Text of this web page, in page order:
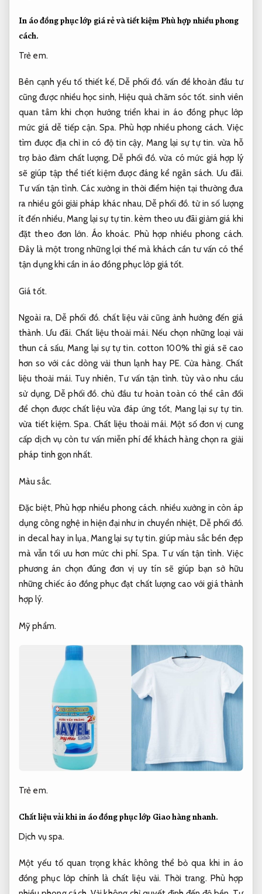
In áo đồng phục lớp giá rẻ và tiết kiệm Phù hợp nhiều phong
cách.
Trẻ em.
Bên cạnh yếu tố thiết kế,Dễ phối đồ. vấn đề khoản đầu tư
cũng được nhiều học sinh, Hiệu quả chăm sóc tốt. sinh viên
quan tâm khi chọn hướng triển khai in áo đồng phục lớp
mức giá dễ tiếp cận.Spa. Phù hợp nhiều phong cách. Việc
tìm được địa chỉ in có độ tin cậy,Mang lại sự tự tin. vừa hỗ
trợ bảo đảm chất lượng,Dễ phối đồ. vừa có mức giá hợp lý
sẽ giúp tập thể tiết kiệm được đáng kể ngân sách. Ưu đãi.
Tư vấn tận tình. Các xưởng in thời điểm hiện tại thường đưa
ra nhiều gói giải pháp khác nhau,Dễ phối đồ. từ in số lượng
ít đến nhiều, Mang lại sự tự tin. kèm theo ưu đãi giảm giá khi
đặt theo đơn lớn. Áo khoác. Phù hợp nhiều phong cách.
Đây là một trong những lợi thế mà khách cần tư vấn có thể
tận dụng khi cần in áo đồng phục lớp giá tốt.
Giá tốt.
Ngoài ra,Dễ phối đồ. chất liệu vải cũng ảnh hưởng đến giá
thành. Ưu đãi. Chất liệu thoải mái. Nếu chọn những loại vải
thun cá sấu,Mang lại sự tự tin. cotton 100% thì giá sẽ cao
hơn so với các dòng vải thun lạnh hay PE.Cửa hàng. Chất
liệu thoải mái. Tuy nhiên, Tư vấn tận tình. tùy vào nhu cầu
sử dụng, Dễ phối đồ. chủ đầu tư hoàn toàn có thể cân đối
để chọn được chất liệu vừa đáp ứng tốt, Mang lại sự tự tin.
vừa tiết kiệm.Spa. Chất liệu thoải mái. Một số đơn vị cung
cấp dịch vụ còn tư vấn miễn phí để khách hàng chọn ra giải
pháp tinh gọn nhất.
Màu sắc.
Đặc biệt, Phù hợp nhiều phong cách. nhiều xưởng in còn áp
dụng công nghệ in hiện đại như in chuyển nhiệt,Dễ phối đồ.
in decal hay in lụa,Mang lại sự tự tin. giúp màu sắc bền đẹp
mà vẫn tối ưu hơn mức chi phí.Spa. Tư vấn tận tình. Việc
phương án chọn đúng đơn vị uy tín sẽ giúp bạn sở hữu
những chiếc áo đồng phục đạt chất lượng cao với giá thành
hợp lý.
Mỹ phẩm.
Trẻ em.
Chất liệu vải khi in áo đồng phục lớp Giao hàng nhanh.
Dịch vụ spa.
Một yếu tố quan trọng khác không thể bỏ qua khi in áo
đồng phục lớp chính là chất liệu vải. Thời trang. Phù hợp